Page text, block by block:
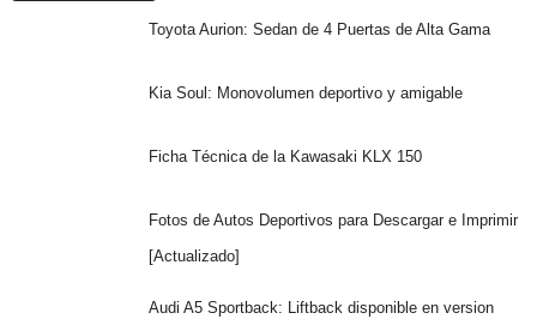
Toyota Aurion: Sedan de 4 Puertas de Alta Gama
Kia Soul: Monovolumen deportivo y amigable
Ficha Técnica de la Kawasaki KLX 150
Fotos de Autos Deportivos para Descargar e Imprimir
[Actualizado]
Audi A5 Sportback: Liftback disponible en version